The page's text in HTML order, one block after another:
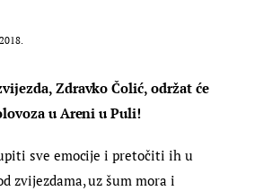
Zdravko Čolić, održat će
u Areni u Puli!
sve emocije i pretočiti ih u
zvijezdama, uz šum mora i